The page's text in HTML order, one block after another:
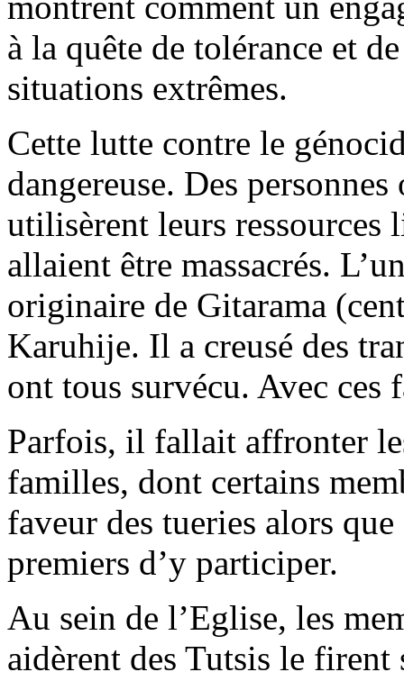
à la quête de tolérance et
situations extrêmes.
Cette lutte contre le
dangereuse. Des
utilisèrent leurs
allaient être massacrés.
originaire de Gitarama
Karuhije. Il a creusé des
ont tous survécu. Avec
Parfois, il fallait affronter
familles, dont certains
faveur des tueries alors
premiers d’y participer.
Au sein de l’Eglise, les
aidèrent des Tutsis le firent